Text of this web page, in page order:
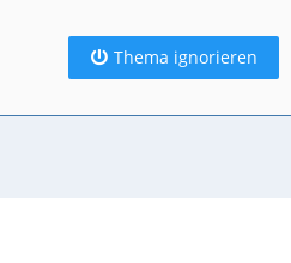
Thema ignorieren